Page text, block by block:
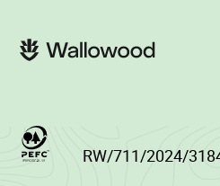
contenu
navigation
principale
RW/711/2024/
principale